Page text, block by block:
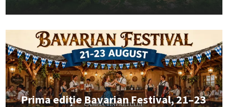
Prima ediție Bavarian Festival, 21–23